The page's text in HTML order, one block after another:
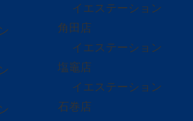
イエステーション
角田店
イエステーション
塩竈店
イエステーション
石巻店